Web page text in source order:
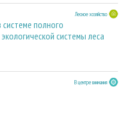
Лесное хозяйство
полного
системы леса
В центре внимания